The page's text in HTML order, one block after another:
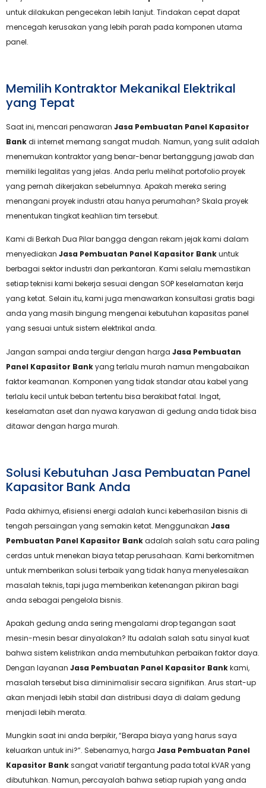
untuk dilakukan pengecekan lebih lanjut. Tindakan cepat dapat
mencegah kerusakan yang lebih parah pada komponen utama
panel.
Memilih Kontraktor Mekanikal Elektrikal
yang Tepat
Saat ini, mencari penawaran Jasa Pembuatan Panel Kapasitor
Bankdi internet memang sangat mudah. Namun, yang sulit adalah
menemukan kontraktor yang benar-benar bertanggung jawab dan
memiliki legalitas yang jelas. Anda perlu melihat portofolio proyek
yang pernah dikerjakan sebelumnya. Apakah mereka sering
menangani proyek industri atau hanya perumahan? Skala proyek
menentukan tingkat keahlian tim tersebut.
Kami di Berkah Dua Pilar bangga dengan rekam jejak kami dalam
menyediakan Jasa Pembuatan Panel Kapasitor Bankuntuk
berbagai sektor industri dan perkantoran. Kami selalu memastikan
setiap teknisi kami bekerja sesuai dengan SOP keselamatan kerja
yang ketat. Selain itu, kami juga menawarkan konsultasi gratis bagi
anda yang masih bingung mengenai kebutuhan kapasitas panel
yang sesuai untuk sistem elektrikal anda.
Jangan sampai anda tergiur dengan harga Jasa Pembuatan
Panel Kapasitor Bankyang terlalu murah namun mengabaikan
faktor keamanan. Komponen yang tidak standar atau kabel yang
terlalu kecil untuk beban tertentu bisa berakibat fatal. Ingat,
keselamatan aset dan nyawa karyawan di gedung anda tidak bisa
ditawar dengan harga murah.
Solusi Kebutuhan Jasa Pembuatan Panel
Kapasitor Bank Anda
Pada akhirnya, efisiensi energi adalah kunci keberhasilan bisnis di
tengah persaingan yang semakin ketat. Menggunakan Jasa
Pembuatan Panel Kapasitor Bankadalah salah satu cara paling
cerdas untuk menekan biaya tetap perusahaan. Kami berkomitmen
untuk memberikan solusi terbaik yang tidak hanya menyelesaikan
masalah teknis, tapi juga memberikan ketenangan pikiran bagi
anda sebagai pengelola bisnis.
Apakah gedung anda sering mengalami drop tegangan saat
mesin-mesin besar dinyalakan? Itu adalah salah satu sinyal kuat
bahwa sistem kelistrikan anda membutuhkan perbaikan faktor daya.
Dengan layanan Jasa Pembuatan Panel Kapasitor Bankkami,
masalah tersebut bisa diminimalisir secara signifikan. Arus start-up
akan menjadi lebih stabil dan distribusi daya di dalam gedung
menjadi lebih merata.
Mungkin saat ini anda berpikir, “Berapa biaya yang harus saya
keluarkan untuk ini?”. Sebenarnya, harga Jasa Pembuatan Panel
Kapasitor Banksangat variatif tergantung pada total kVAR yang
dibutuhkan. Namun, percayalah bahwa setiap rupiah yang anda